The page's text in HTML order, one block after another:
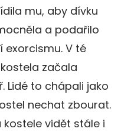
mu, aby dívku
a podařilo
exorcismu. V té
začala
Lidé to chápali jako
nechat zbourat.
vidět stále i